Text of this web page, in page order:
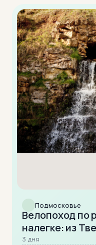
Подмосковье
Велопоход по
налегке: из
3 дня